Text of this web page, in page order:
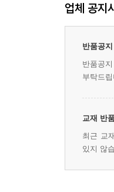
업체 공지
반품공지
반품공
부탁드
교재 반
최근 교
있지 않